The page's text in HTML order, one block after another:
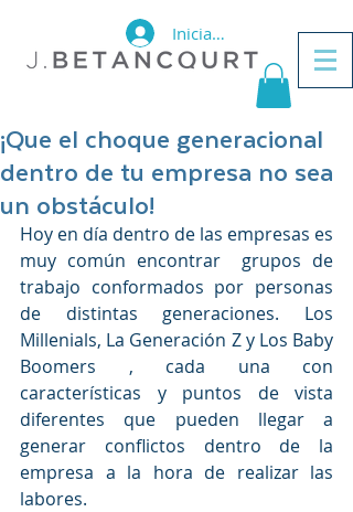
Iniciar sesión
¡Que el choque generacional
dentro de tu empresa no sea
un obstáculo!
Hoy en día dentro de las empresas es
muy común encontrar  grupos de
trabajo conformados por personas
de distintas generaciones. Los
Millenials, La Generación Z y Los Baby
Boomers , cada una con
características y puntos de vista
diferentes que pueden llegar a
generar conflictos dentro de la
empresa a la hora de realizar las
labores.